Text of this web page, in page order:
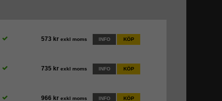
573 kr exkl moms INFO KÖP
735 kr exkl moms INFO KÖP
966 kr exkl moms INFO KÖP